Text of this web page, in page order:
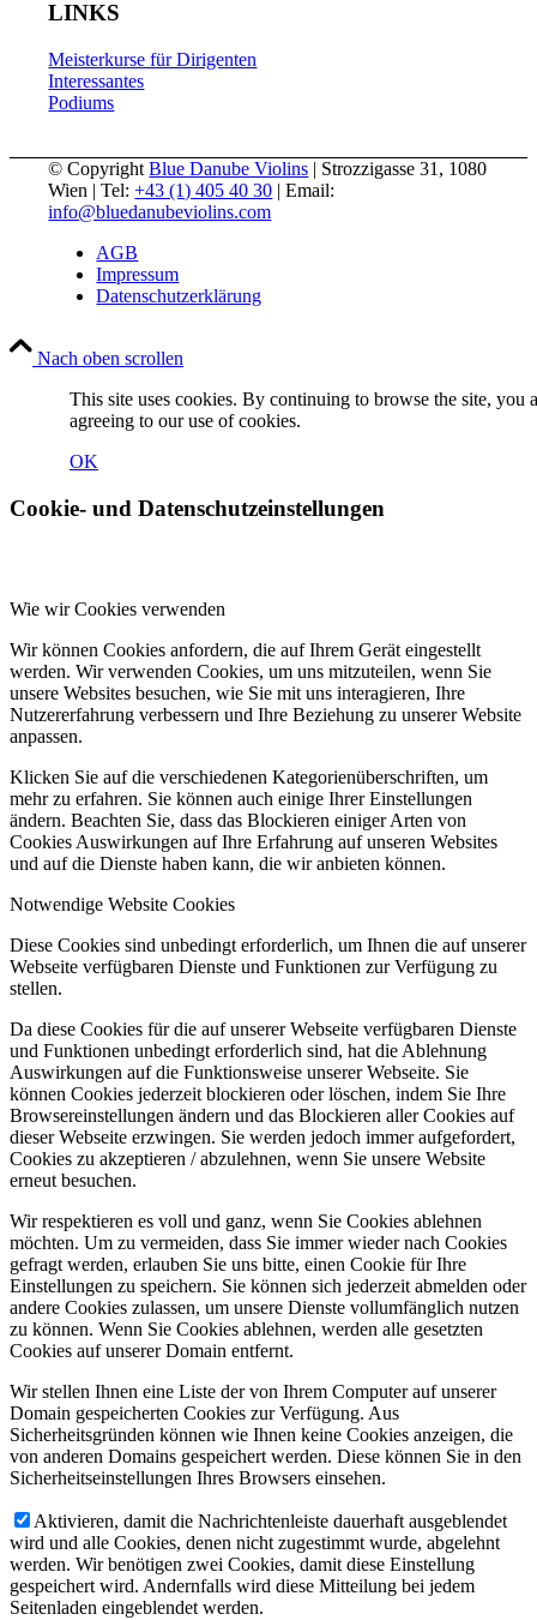
LINKS
Meisterkurse für Dirigenten
Interessantes
Podiums
© CopyrightBlue Danube Violins | Strozzigasse 31, 1080
Wien | Tel:+43 (1) 405 40 30 | Email:
info@bluedanubeviolins.com
AGB
Impressum
Datenschutzerklärung
Nach oben scrollen
This site uses cookies. By continuing to browse the site, you
agreeing to our use of cookies.
OK
Cookie- und Datenschutzeinstellungen
Wie wir Cookies verwenden
Wir können Cookies anfordern, die auf Ihrem Gerät eingestellt
werden. Wir verwenden Cookies, um uns mitzuteilen, wenn Sie
unsere Websites besuchen, wie Sie mit uns interagieren, Ihre
Nutzererfahrung verbessern und Ihre Beziehung zu unserer Website
anpassen.
Klicken Sie auf die verschiedenen Kategorienüberschriften, um
mehr zu erfahren. Sie können auch einige Ihrer Einstellungen
ändern. Beachten Sie, dass das Blockieren einiger Arten von
Cookies Auswirkungen auf Ihre Erfahrung auf unseren Websites
und auf die Dienste haben kann, die wir anbieten können.
Notwendige Website Cookies
Diese Cookies sind unbedingt erforderlich, um Ihnen die auf unserer
Webseite verfügbaren Dienste und Funktionen zur Verfügung zu
stellen.
Da diese Cookies für die auf unserer Webseite verfügbaren Dienste
und Funktionen unbedingt erforderlich sind, hat die Ablehnung
Auswirkungen auf die Funktionsweise unserer Webseite. Sie
können Cookies jederzeit blockieren oder löschen, indem Sie Ihre
Browsereinstellungen ändern und das Blockieren aller Cookies auf
dieser Webseite erzwingen. Sie werden jedoch immer aufgefordert,
Cookies zu akzeptieren / abzulehnen, wenn Sie unsere Website
erneut besuchen.
Wir respektieren es voll und ganz, wenn Sie Cookies ablehnen
möchten. Um zu vermeiden, dass Sie immer wieder nach Cookies
gefragt werden, erlauben Sie uns bitte, einen Cookie für Ihre
Einstellungen zu speichern. Sie können sich jederzeit abmelden oder
andere Cookies zulassen, um unsere Dienste vollumfänglich nutzen
zu können. Wenn Sie Cookies ablehnen, werden alle gesetzten
Cookies auf unserer Domain entfernt.
Wir stellen Ihnen eine Liste der von Ihrem Computer auf unserer
Domain gespeicherten Cookies zur Verfügung. Aus
Sicherheitsgründen können wie Ihnen keine Cookies anzeigen, die
von anderen Domains gespeichert werden. Diese können Sie in den
Sicherheitseinstellungen Ihres Browsers einsehen.
Aktivieren, damit die Nachrichtenleiste dauerhaft ausgeblendet
wird und alle Cookies, denen nicht zugestimmt wurde, abgelehnt
werden. Wir benötigen zwei Cookies, damit diese Einstellung
gespeichert wird. Andernfalls wird diese Mitteilung bei jedem
Seitenladen eingeblendet werden.